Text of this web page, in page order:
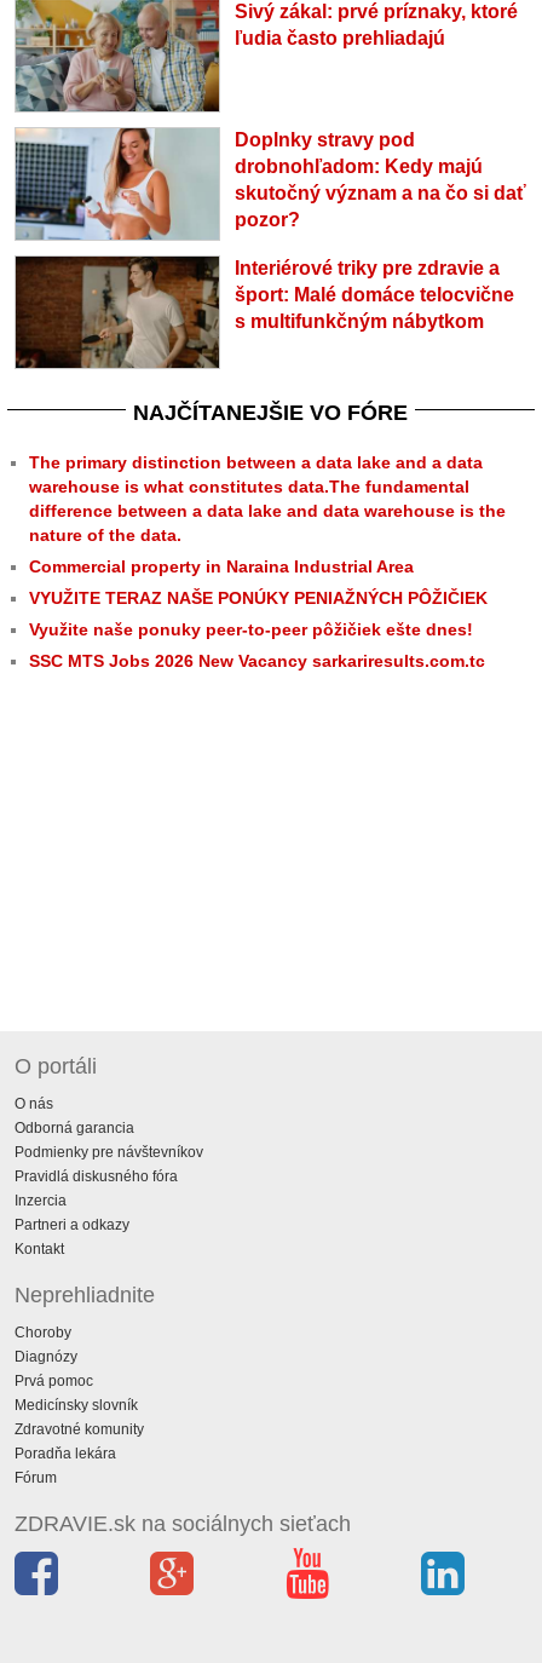
Sivý zákal: prvé príznaky, ktoré
ľudia často prehliadajú
Doplnky stravy pod
drobnohľadom: Kedy majú
skutočný význam a na čo si dať
pozor?
Interiérové triky pre zdravie a
šport: Malé domáce telocvične
s multifunkčným nábytkom
NAJČÍTANEJŠIE VO FÓRE
The primary distinction between a data lake and a data
warehouse is what constitutes data.The fundamental
difference between a data lake and data warehouse is the
nature of the data.
Commercial property in Naraina Industrial Area
VYUŽITE TERAZ NAŠE PONÚKY PENIAŽNÝCH PÔŽIČIEK
Využite naše ponuky peer-to-peer pôžičiek ešte dnes!
SSC MTS Jobs 2026 New Vacancy sarkariresults.com.tc
O portáli
O nás
Odborná garancia
Podmienky pre návštevníkov
Pravidlá diskusného fóra
Inzercia
Partneri a odkazy
Kontakt
Neprehliadnite
Choroby
Diagnózy
Prvá pomoc
Medicínsky slovník
Zdravotné komunity
Poradňa lekára
Fórum
ZDRAVIE.sk na sociálnych sieťach